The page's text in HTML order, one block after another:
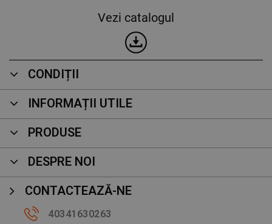
Vezi catalogul
CONDIȚII
INFORMAȚII UTILE
PRODUSE
DESPRE NOI
CONTACTEAZĂ-NE
40341630263